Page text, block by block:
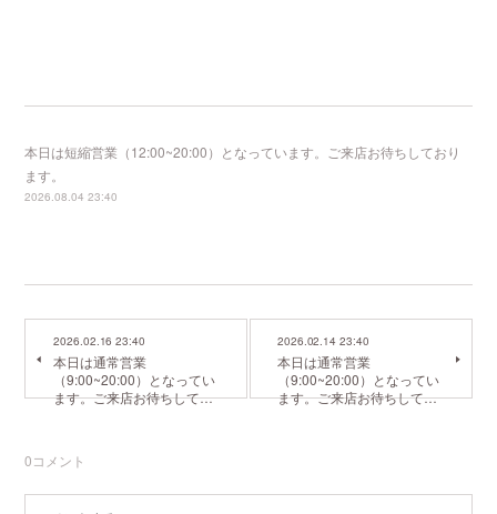
本日は短縮営業（12:00~20:00）となっています。ご来店お待ちしており
ます。
2026.08.04 23:40
2026.02.16 23:40
本日は通常営業
（9:00~20:00）となってい
ます。ご来店お待ちして…
2026.02.14 23:40
本日は通常営業
（9:00~20:00）となってい
ます。ご来店お待ちして…
0コメント